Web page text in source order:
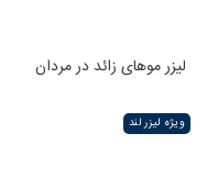
لیزر موهای زائد در مردان
ویژه لیزر لند